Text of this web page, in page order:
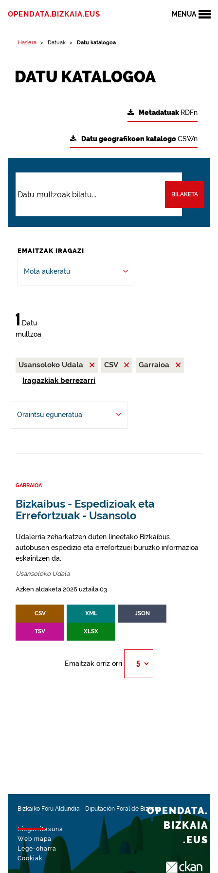
MENUA
OPENDATA.BIZKAIA.EUS
Hasiera Datuak Datu katalogoa
DATU KATALOGOA
Metadatuak RDFn
Datu geografikoen katalogoCSWn
BILAKETA
EMAITZAK IRAGAZI
Mota aukeratu
1 Datu
multzoa
Usansoloko Udala CSV
Garraioa
Iragazkiak berrezarri
Oraintsu eguneratua
GARRAIOA
Bizkaibus - Espedizioak eta
Errefortzuak - Usansolo
Udalerria zeharkatzen duten lineetako Bizkaibus
autobusen espedizio eta errefortzuei buruzko informazioa
eskaintzen da.
Usansoloko Udala
Azken aldaketa 2026 uztaila 03
CSV XML JSON
TSV XLSX
Emaitzak orriz orri
Bizkaiko Foru Aldundia - Diputación Foral de Bizkaia
Irisgarritasuna
Web mapa
Lege-oharra
Cookiak
OPENDATA.
BIZKAIA
.EUS